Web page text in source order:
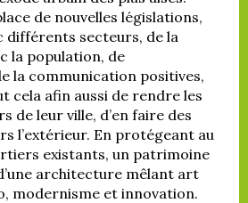
de nouvelles législations,
différents secteurs, de la
la population, de
la communication positives,
cela afin aussi de rendre les
de leur ville, d’en faire des
l’extérieur. En protégeant au
existants, un patrimoine
architecture mêlant art
modernisme et innovation.